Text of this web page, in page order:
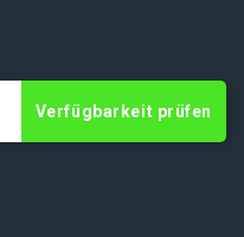
Verfügbarkeit prüfen